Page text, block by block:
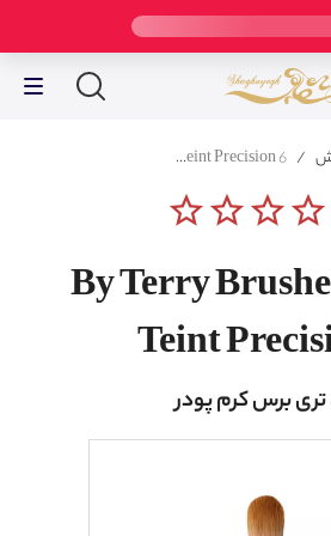
/
By Terry Brushe Pinceau Teint Precision 6
star_borderstar_borderstar_borderstar_border
By Terry
Teint
تری برس کرم پودر